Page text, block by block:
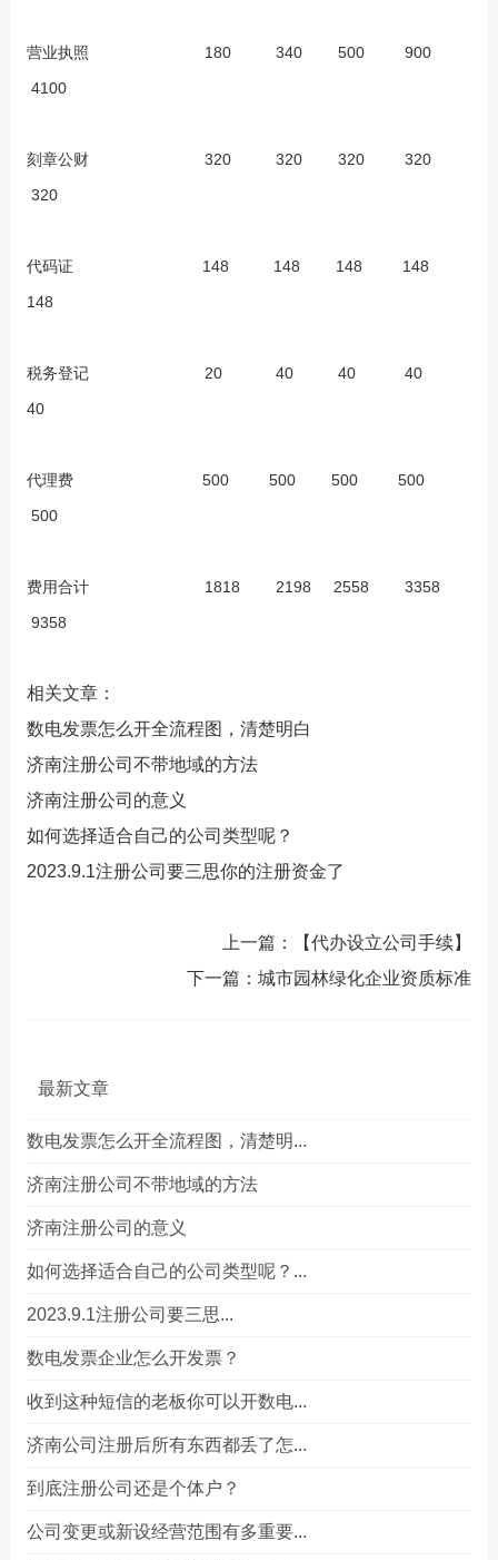
营业执照 180 340 500 900
4100
刻章公财 320 320 320 320
320
代码证 148 148 148 148
148
税务登记 20 40 40 40
40
代理费 500 500 500 500
500
费用合计 1818 2198 2558 3358
9358
相关文章：
数电发票怎么开全流程图，清楚明白
济南注册公司不带地域的方法
济南注册公司的意义
如何选择适合自己的公司类型呢？
2023.9.1注册公司要三思你的注册资金了
上一篇：
【代办设立公司手续】
下一篇：城市园林绿化企业资质标准
最新文章
数电发票怎么开全流程图，清楚明...
济南注册公司不带地域的方法
济南注册公司的意义
如何选择适合自己的公司类型呢？...
2023.9.1注册公司要三思...
数电发票企业怎么开发票？
收到这种短信的老板你可以开数电...
济南公司注册后所有东西都丢了怎...
到底注册公司还是个体户？
公司变更或新设经营范围有多重要...